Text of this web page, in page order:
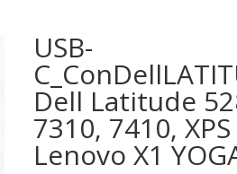
USB-
Dell Latitude
7310, 7410,
Lenovo X1